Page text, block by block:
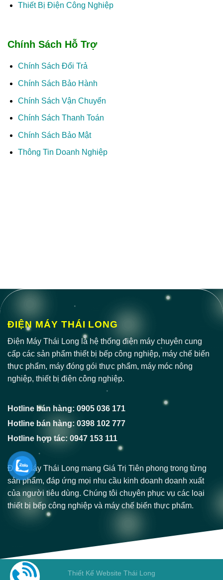
Thiết Bị Điện Công Nghiệp
Chính Sách Hỗ Trợ
Chính Sách Đổi Trả
Chính Sách Bảo Hành
Chính Sách Vận Chuyển
Chính Sách Thanh Toán
Chính Sách Bảo Mật
Thông Tin Doanh Nghiệp
ĐIỆN MÁY THÁI LONG
Điện Máy Thái Long là hệ thống điện máy chuyên cung
cấp các sản phẩm thiết bị bếp công nghiệp, máy chế biến
thực phẩm, máy đóng gói thực phẩm, máy móc nông
nghiệp, thiết bị điện công nghiệp.
Hotline bán hàng: 0905 036 171
Hotline bán hàng: 0398 102 777
Hotline hợp tác: 0947 153 111
Điện Máy Thái Long mang Giá Trị Tiên phong trong từng
sản phẩm, đáp ứng mọi nhu cầu kinh doanh doanh xuất
của người tiêu dùng. Chúng tôi chuyên phục vụ các loại
thiết bị bếp công nghiệp và máy chế biến thực phẩm.
Thiết Kế Website Thái Long